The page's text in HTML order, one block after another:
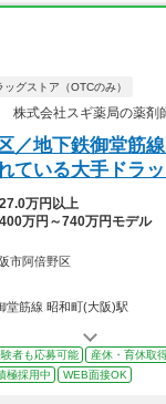
ッグストア（OTCのみ）
株式会社スギ薬局の薬剤
／地下鉄御堂筋
ている大手ドラッ
27.0万円以上
400万円～740万円モデル
市阿倍野区
堂筋線 昭和町(大阪)駅
者も応募可能 産休・育休取
極採用中 WEB面接OK